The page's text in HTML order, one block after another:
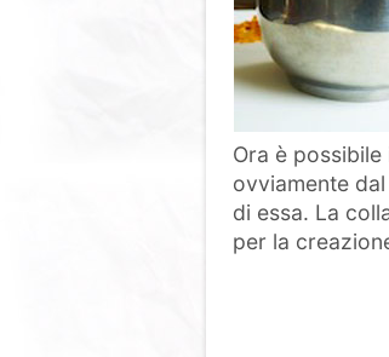
Ora è
ovviamente
di essa. La
per la